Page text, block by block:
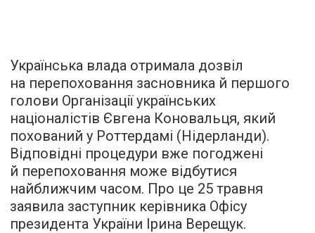
Українська влада отримала дозвіл
на перепоховання засновника й першого
голови Організації українських
націоналістів Євгена Коновальця, який
похований у Роттердамі (Нідерланди).
Відповідні процедури вже погоджені
й перепоховання може відбутися
найближчим часом. Про це 25 травня
заявила заступник керівника Офісу
президента України Ірина Верещук.